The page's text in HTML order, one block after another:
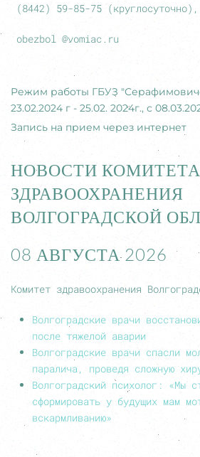
(8442) 59-85-75 (круглосуточно),
obezbol @vomiac.ru
Режим работы ГБУЗ
23.02.2024 г - 25.02. 2024г., с
Запись на прием через интернет
НОВОСТИ КОМИТЕТА
ЗДРАВООХРАНЕНИЯ
ВОЛГОГРАДСКОЙ
08 АВГУСТА 2026
Комитет здравоохранения
Волгоградские врачи
после тяжелой аварии
Волгоградские врачи спасли
паралича, проведя сложную
Волгоградский психолог: «Мы
сформировать у будущих мам
вскармливанию»